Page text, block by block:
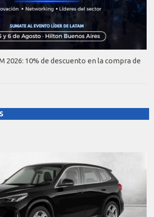
2026: 10% de descuento en la compra de